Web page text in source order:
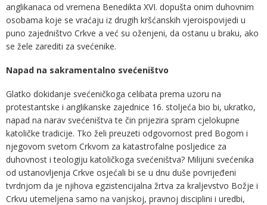
anglikanaca od vremena Benedikta XVI. dopušta onim duhovnim
osobama koje se vraćaju iz drugih kršćanskih vjeroispovijedi u
puno zajedništvo Crkve a već su oženjeni, da ostanu u braku, ako
se žele zarediti za svećenike.
Napad na sakramentalno svećeništvo
Glatko dokidanje svećeničkoga celibata prema uzoru na
protestantske i anglikanske zajednice 16. stoljeća bio bi, ukratko,
napad na narav svećeništva te čin prijezira spram cjelokupne
katoličke tradicije. Tko želi preuzeti odgovornost pred Bogom i
njegovom svetom Crkvom za katastrofalne posljedice za
duhovnost i teologiju katoličkoga svećeništva? Milijuni svećenika
od ustanovljenja Crkve osjećali bi se u dnu duše povrijeđeni
tvrdnjom da je njihova egzistencijalna žrtva za kraljevstvo Božje i
Crkvu utemeljena samo na vanjskoj, pravnoj disciplini i uredbi,